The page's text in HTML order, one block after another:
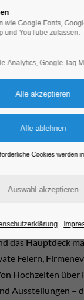
das Hauptdeck
Feiern,
Hochzeiten über
Ausstellungen –
wie Google Fonts,
und YouTube zulassen.
Analytics, Google Tag
Cookies werden